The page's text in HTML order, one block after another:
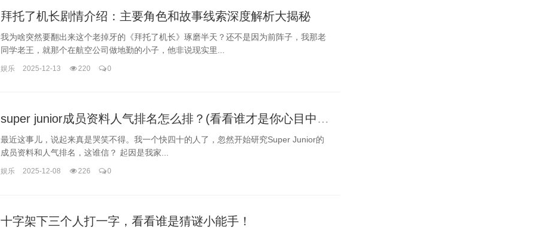
拜托了机长剧情介绍：主要角色和故事线索深度解析大揭秘
我为啥突然要翻出来这个老掉牙的《拜托了机长》琢磨半天？还不是因为前阵子，我那老
同学老王，就那个在航空公司做地勤的小子，他非说现实里...
娱乐 2025-12-13 220 0
super junior成员资料人气排名怎么排？(看看谁才是你心目中的C位！)
最近这事儿，说起来真是哭笑不得。我一个快四十的人了，忽然开始研究Super Junior的
成员资料和人气排名，这谁信？ 起因是我家...
娱乐 2025-12-08 226 0
十字架下三个人打一字，看看谁是猜谜小能手！